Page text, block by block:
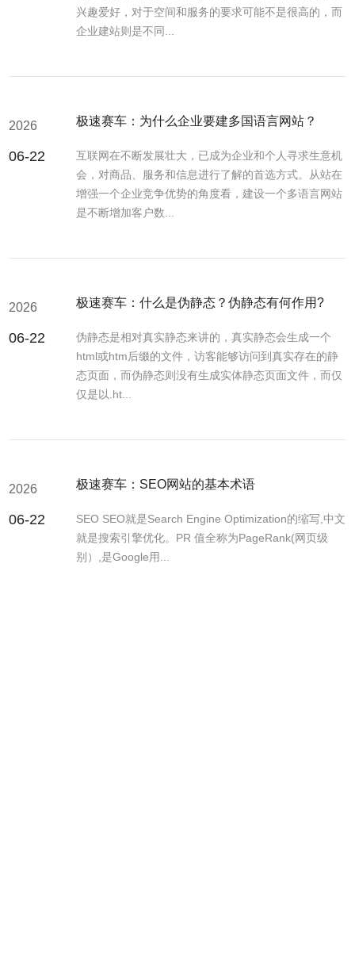
兴趣爱好，对于空间和服务的要求可能不是很高的，而
企业建站则是不同...
2026
06-22
极速赛车：为什么企业要建多国语言网站？
互联网在不断发展壮大，已成为企业和个人寻求生意机
会，对商品、服务和信息进行了解的首选方式。从站在
增强一个企业竞争优势的角度看，建设一个多语言网站
是不断增加客户数...
2026
06-22
极速赛车：什么是伪静态？伪静态有何作用?
伪静态是相对真实静态来讲的，真实静态会生成一个
html或htm后缀的文件，访客能够访问到真实存在的静
态页面，而伪静态则没有生成实体静态页面文件，而仅
仅是以.ht...
2026
06-22
极速赛车：SEO网站的基本术语
SEO SEO就是Search Engine Optimization的缩写,中文
就是搜索引擎优化。PR 值全称为PageRank(网页级
别）,是Google用...